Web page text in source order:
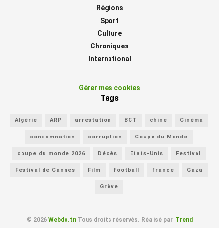
Régions
Sport
Culture
Chroniques
International
Gérer mes cookies
Tags
Algérie ARP arrestation BCT chine Cinéma
condamnation corruption Coupe du Monde
coupe du monde 2026 Décès Etats-Unis Festival
Festival de Cannes Film football france Gaza
Grève
© 2026 Webdo.tnTous droits réservés. Réalisé par iTrend